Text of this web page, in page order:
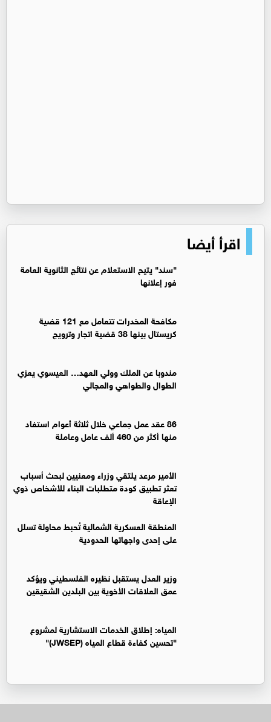
اقرأ أيضا
"سند" يتيح الاستعلام عن نتائج الثانوية العامة
فور إعلانها
مكافحة المخدرات تتعامل مع 121 قضية
كريستال بينها 38 قضية اتجار وترويج
مندوبا عن الملك وولي العهد… العيسوي يعزي
الطوال والطواهي والمجالي
86 عقد عمل جماعي خلال ثلاثة أعوام استفاد
منها أكثر من 460 ألف عامل وعاملة
الأمير مرعد يلتقي وزراء ومعنيين لبحث أسباب
تعثر تطبيق كودة متطلبات البناء للأشخاص ذوي
الإعاقة
المنطقة العسكرية الشمالية تُحبط محاولة تسلل
على إحدى واجهاتها الحدودية
وزير العدل يستقبل نظيره الفلسطيني ويؤكد
عمق العلاقات الأخوية بين البلدين الشقيقين
المياه: إطلاق الخدمات الاستشارية لمشروع
"تحسين كفاءة قطاع المياه (JWSEP)"